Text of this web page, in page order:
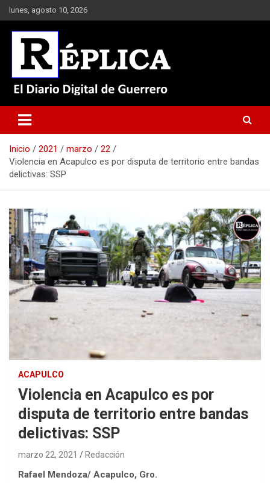
Saltar
al
contenido
lunes, agosto 10, 2026
Réplica
Inicio 2021 marzo
22
Violencia en Acapulco es por disputa de territorio entre bandas
delictivas: SSP
ACAPULCO
Violencia en Acapulco es por
disputa de territorio entre bandas
delictivas: SSP
marzo 22, 2021 Redacción
Rafael Mendoza/ Acapulco, Gro.